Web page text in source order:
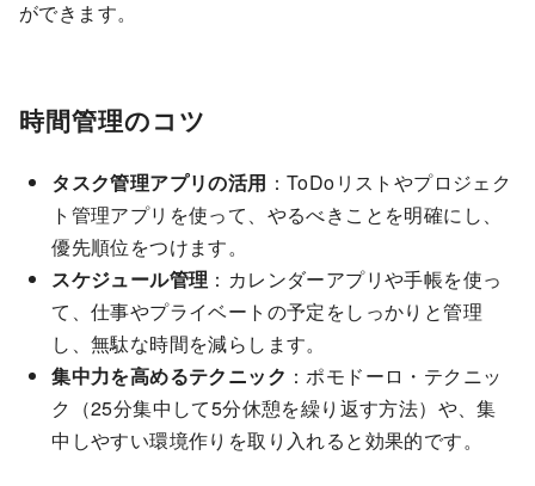
ができます。
時間管理のコツ
タスク管理アプリの活用 ：ToDoリストやプロジェク
ト管理アプリを使って、やるべきことを明確にし、
優先順位をつけます。
スケジュール管理 ：カレンダーアプリや手帳を使っ
て、仕事やプライベートの予定をしっかりと管理
し、無駄な時間を減らします。
集中力を高めるテクニック ：ポモドーロ・テクニッ
ク（25分集中して5分休憩を繰り返す方法）や、集
中しやすい環境作りを取り入れると効果的です。